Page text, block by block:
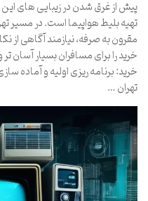
پیش از غرق شدن در زیبایی های
تهیه بلیط هواپیما است. در مسیر
مقرون به صرفه، نیازمند آگاهی از
خرید را برای مسافران بسیار آسان
خرید: برنامه ریزی اولیه و آماده
تهران …